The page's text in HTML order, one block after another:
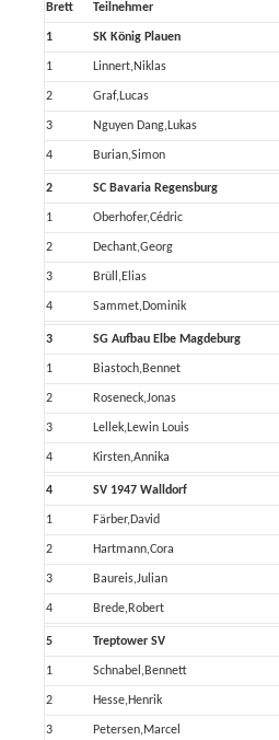
Brett Teilnehmer
1 SK König Plauen
1 Linnert,Niklas
2 Graf,Lucas
3 Nguyen Dang,Lukas
4 Burian,Simon
2 SC Bavaria Regensburg
1 Oberhofer,Cédric
2 Dechant,Georg
3 Brüll,Elias
4 Sammet,Dominik
3 SG Aufbau Elbe Magdeburg
1 Biastoch,Bennet
2 Roseneck,Jonas
3 Lellek,Lewin Louis
4 Kirsten,Annika
4 SV 1947 Walldorf
1 Färber,David
2 Hartmann,Cora
3 Baureis,Julian
4 Brede,Robert
5 Treptower SV
1 Schnabel,Bennett
2 Hesse,Henrik
3 Petersen,Marcel